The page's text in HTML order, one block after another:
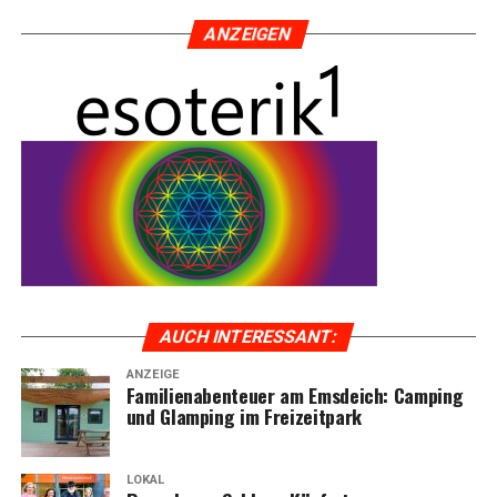
me Sitz­po­si­ti­on auf lan­gen Trekking-Touren.
ANZEI­GEN
AUCH INTER­ES­SANT:
ANZEIGE
Fami­li­en­aben­teu­er am Ems­deich: Cam­ping
und Glam­ping im Freizeitpark
LOKAL